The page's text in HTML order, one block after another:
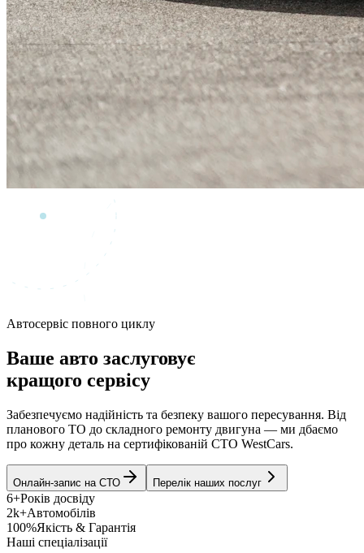
Автосервіс повного циклу
Ваше авто заслуговує
кращого сервісу
Забезпечуємо надійність та безпеку вашого пересування. Від
планового ТО до складного ремонту двигуна — ми дбаємо
про кожну деталь на сертифікованій СТО WestCars.
Онлайн-запис на СТО Перелік наших послуг
6+Років досвіду
2k+Автомобілів
100%Якість & Гарантія
Наші спеціалізації